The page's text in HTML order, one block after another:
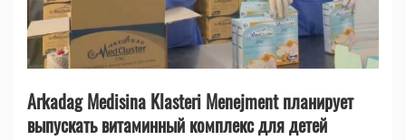
Arkadag Medisina Klasteri Menejment планирует
выпускать витаминный комплекс для детей